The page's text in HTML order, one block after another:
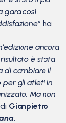
gara così
ha
ancora
è stata
di cambiare il
per gli atleti in
Ma non
Gianpietro
.